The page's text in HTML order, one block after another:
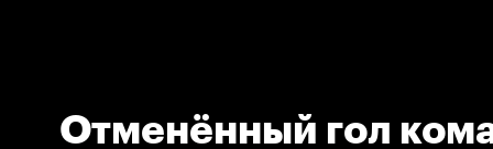
Отменённый гол